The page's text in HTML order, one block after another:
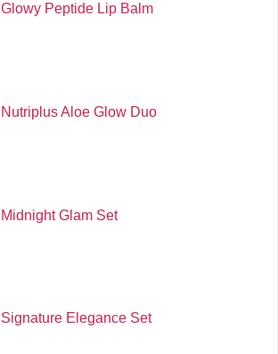
Glowy Peptide Lip Balm
Nutriplus Aloe Glow Duo
Midnight Glam Set
Signature Elegance Set